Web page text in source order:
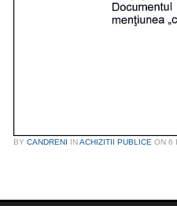
BY CANDRENI INACHIZITII PUBLICE ON 6